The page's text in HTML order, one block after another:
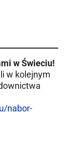
w Świeciu!
w kolejnym
nabor-